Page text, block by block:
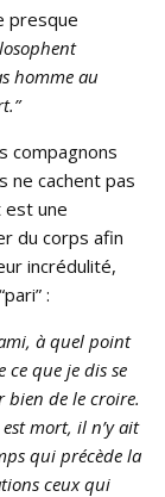
presque
homme au
compagnons
ne cachent pas
est une
du corps afin
incrédulité,
:
à quel point
ce que je dis se
bien de le croire.
mort, il n’y ait
qui précède la
ceux qui